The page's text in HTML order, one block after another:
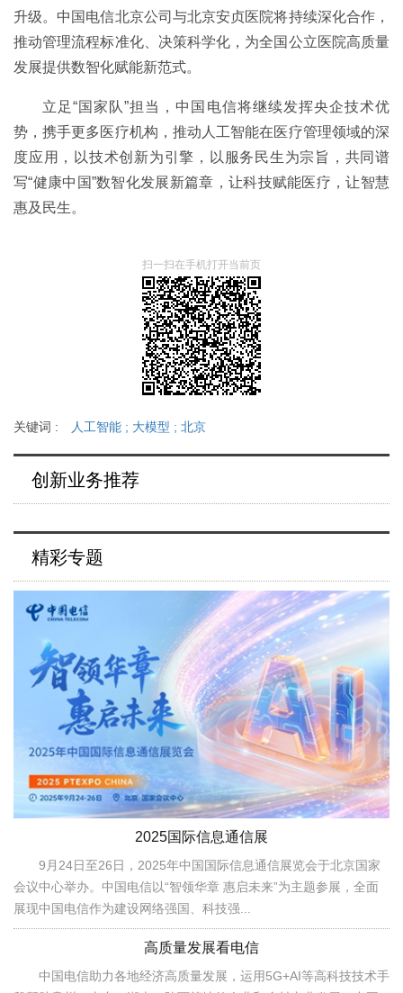
升级。中国电信北京公司与北京安贞医院将持续深化合作，
推动管理流程标准化、决策科学化，为全国公立医院高质量
发展提供数智化赋能新范式。
立足“国家队”担当，中国电信将继续发挥央企技术优
势，携手更多医疗机构，推动人工智能在医疗管理领域的深
度应用，以技术创新为引擎，以服务民生为宗旨，共同谱
写“健康中国”数智化发展新篇章，让科技赋能医疗，让智慧
惠及民生。
扫一扫在手机打开当前页
关键词 : 人工智能 ; 大模型 ; 北京
创新业务推荐
精彩专题
2025国际信息通信展
9月24日至26日，2025年中国国际信息通信展览会于北京国家
会议中心举办。中国电信以“智领华章 惠启未来”为主题参展，全面
展现中国电信作为建设网络强国、科技强...
高质量发展看电信
中国电信助力各地经济高质量发展，运用5G+AI等高科技技术手